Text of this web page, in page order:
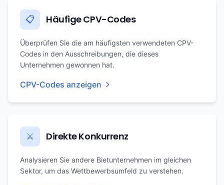
📋 Häufige CPV-Codes
Überprüfen Sie die am häufigsten verwendeten CPV-
Codes in den Ausschreibungen, die dieses
Unternehmen gewonnen hat.
CPV-Codes anzeigen
⚔️ Direkte Konkurrenz
Analysieren Sie andere Bietunternehmen im gleichen
Sektor, um das Wettbewerbsumfeld zu verstehen.